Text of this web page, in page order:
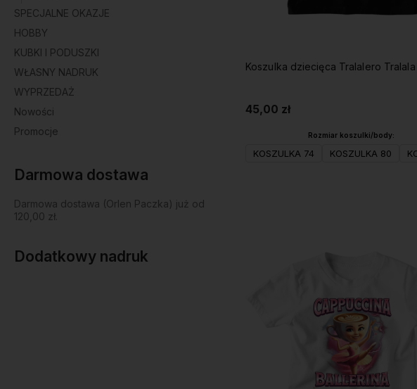
SPECJALNE OKAZJE
HOBBY
KUBKI I PODUSZKI
WŁASNY NADRUK
WYPRZEDAŻ
Nowości
Promocje
Darmowa dostawa
Darmowa dostawa (Orlen Paczka) już od
120,00 zł.
Dodatkowy nadruk
Koszulka dziecięca Tralalero Tralala
45,00 zł
Rozmiar koszulki/body:
KOSZULKA 74 KOSZULKA 80